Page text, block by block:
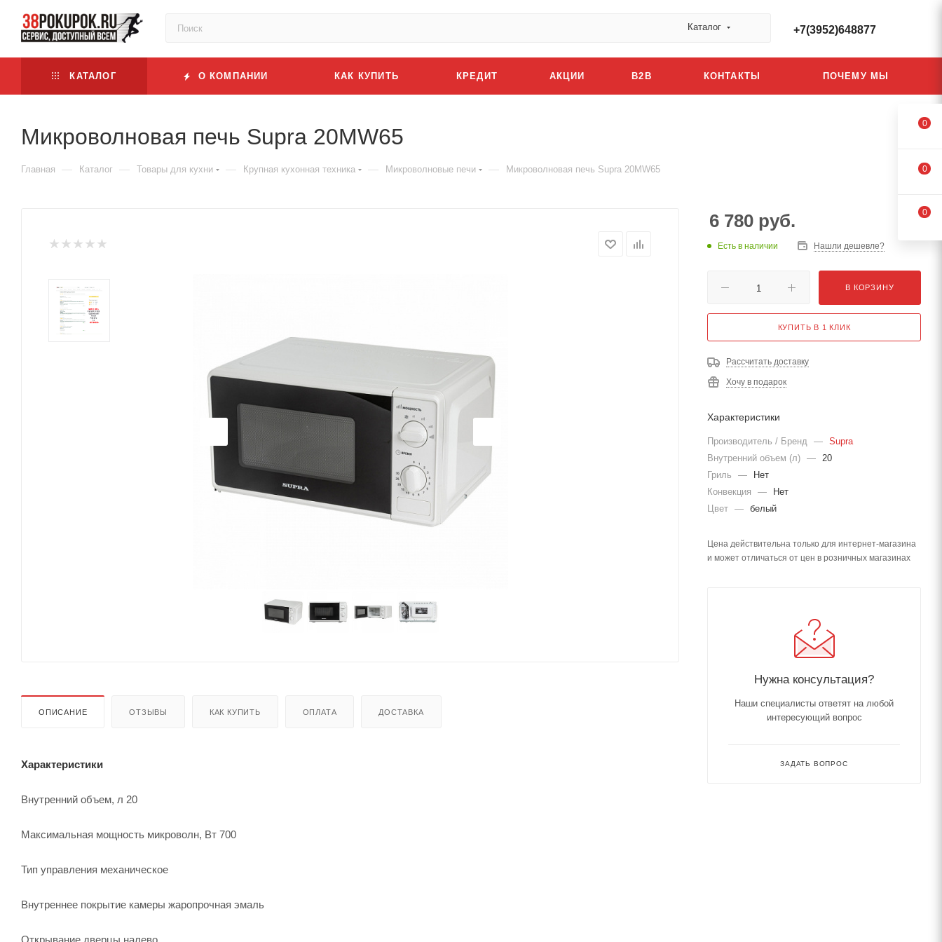
Каталог +7(3952)648877
КАТАЛОГ О КОМПАНИИ КАК КУПИТЬ КРЕДИТ АКЦИИ B2B КОНТАКТЫ ПОЧЕМУ МЫ
Микроволновая печь Supra 20MW65
Главная — Каталог — Товары для кухни — Крупная кухонная техника — Микроволновые печи — Микроволновая печь Supra 20MW65
ОПИСАНИЕ ОТЗЫВЫ КАК КУПИТЬ ОПЛАТА ДОСТАВКА
Характеристики
Внутренний объем, л 20
Максимальная мощность микроволн, Вт 700
Тип управления механическое
Внутреннее покрытие камеры жаропрочная эмаль
Открывание дверцы налево
6 780 руб.
Есть в наличии Нашли дешевле?
В КОРЗИНУ
КУПИТЬ В 1 КЛИК
Рассчитать доставку
Хочу в подарок
Характеристики
Производитель / Бренд — Supra
Внутренний объем (л) — 20
Гриль
—
Нет
Конвекция
—
Нет
Цвет — белый
Цена действительна только для интернет-магазина
и может отличаться от цен в розничных магазинах
Нужна консультация?
Наши специалисты ответят на любой
интересующий вопрос
ЗАДАТЬ ВОПРОС
0
0
0